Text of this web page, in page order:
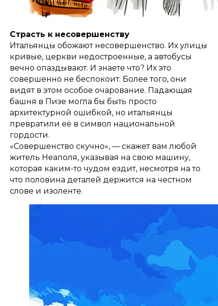
Страсть к несовершенству
Итальянцы обожают несовершенство. Их улицы
кривые, церкви недостроенные, а автобусы
вечно опаздывают. И знаете что? Их это
совершенно не беспокоит. Более того, они
видят в этом особое очарование. Падающая
башня в Пизе могла бы быть просто
архитектурной ошибкой, но итальянцы
превратили её в символ национальной
гордости.
«Совершенство скучно», — скажет вам любой
житель Неаполя, указывая на свою машину,
которая каким-то чудом ездит, несмотря на то
что половина деталей держится на честном
слове и изоленте.